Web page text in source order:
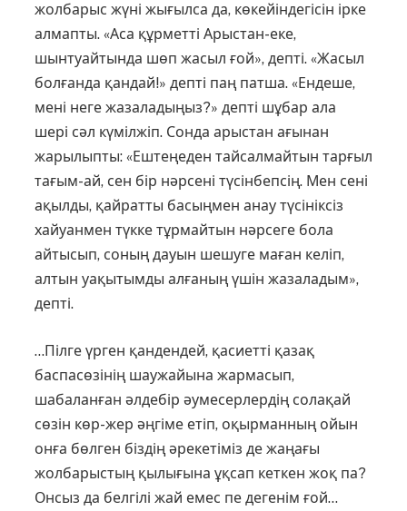
жолбарыс жүні жығылса да, көкейіндегісін ірке
алмапты. «Аса құрметті Арыстан-еке,
шынтуайтында шөп жасыл ғой», депті. «Жасыл
болғанда қандай!» депті паң патша. «Ендеше,
мені неге жазаладыңыз?» депті шұбар ала
шері сәл күмілжіп. Сонда арыстан ағынан
жарылыпты: «Ештеңеден тайсалмайтын тарғыл
тағым-ай, сен бір нәрсені түсінбепсің. Мен сені
ақылды, қайратты басыңмен анау түсініксіз
хайуанмен түкке тұрмайтын нәрсеге бола
айтысып, соның дауын шешуге маған келіп,
алтын уақытымды алғаның үшін жазаладым»,
депті.
…Пілге үрген қандендей, қасиетті қазақ
баспасөзінің шаужайына жармасып,
шабаланған әлдебір әумесерлердің солақай
сөзін көр-жер әңгіме етіп, оқырманның ойын
онға бөлген біздің әрекетіміз де жаңағы
жолбарыстың қылығына ұқсап кеткен жоқ па?
Онсыз да белгілі жай емес пе дегенім ғой…